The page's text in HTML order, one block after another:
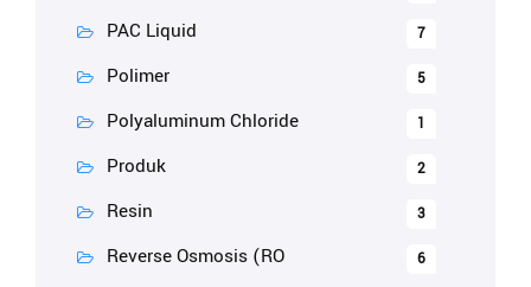
PAC Liquid 7
Polimer 5
Polyaluminum Chloride 1
Produk 2
Resin 3
Reverse Osmosis (RO 6